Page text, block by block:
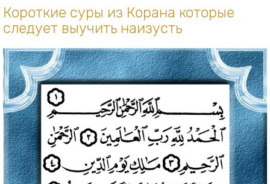
Короткие суры из Корана которые
следует выучить наизусть